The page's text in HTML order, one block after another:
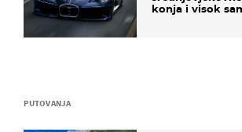
PUTOVANJA
konja i visok